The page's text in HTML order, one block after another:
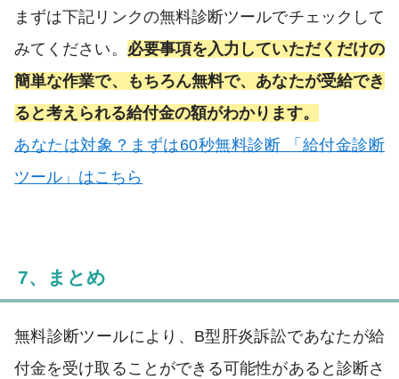
まずは下記リンクの無料診断ツールでチェックして
みてください。 必要事項を入力していただくだけの
簡単な作業で、もちろん無料で、あなたが受給でき
ると考えられる給付金の額がわかります。
あなたは対象？まずは60秒無料診断 「給付金診断
ツール」はこちら
7、まとめ
無料診断ツールにより、B型肝炎訴訟であなたが給
付金を受け取ることができる可能性があると診断さ